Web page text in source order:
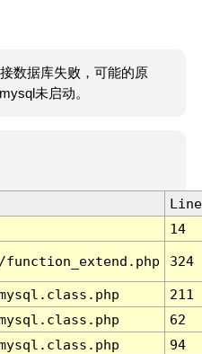
数据库失败，可能的原
未启动。
Line
14
324
211
62
94